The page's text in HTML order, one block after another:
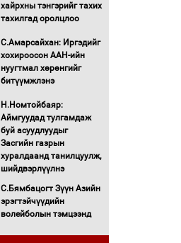
хайрхны тэнгэрийг тахих
тахилгад оролцлоо
С.Амарсайхан: Иргэдийг
хохироосон ААН-ийн
нуугтмал хөрөнгийг
битүүмжлэнэ
Н.Номтойбаяр:
Аймгуудад тулгамдаж
буй асуудлуудыг
Засгийн газрын
хуралдаанд танилцуулж,
шийдвэрлүүлнэ
С.Бямбацогт Зүүн Азийн
эрэгтэйчүүдийн
волейболын тэмцээнд